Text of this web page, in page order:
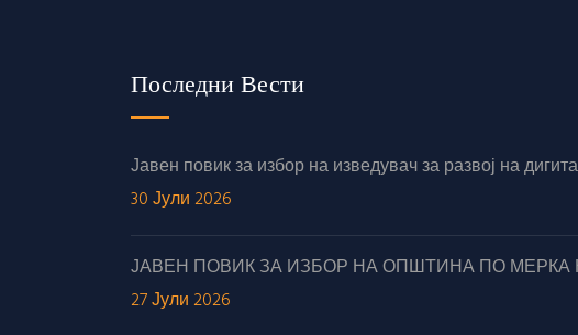
Последни Вести
Јавен повик за избор на изведувач за развој на
30 Јули 2026
ЈАВЕН ПОВИК ЗА ИЗБОР НА ОПШТИНА ПО
27 Јули 2026